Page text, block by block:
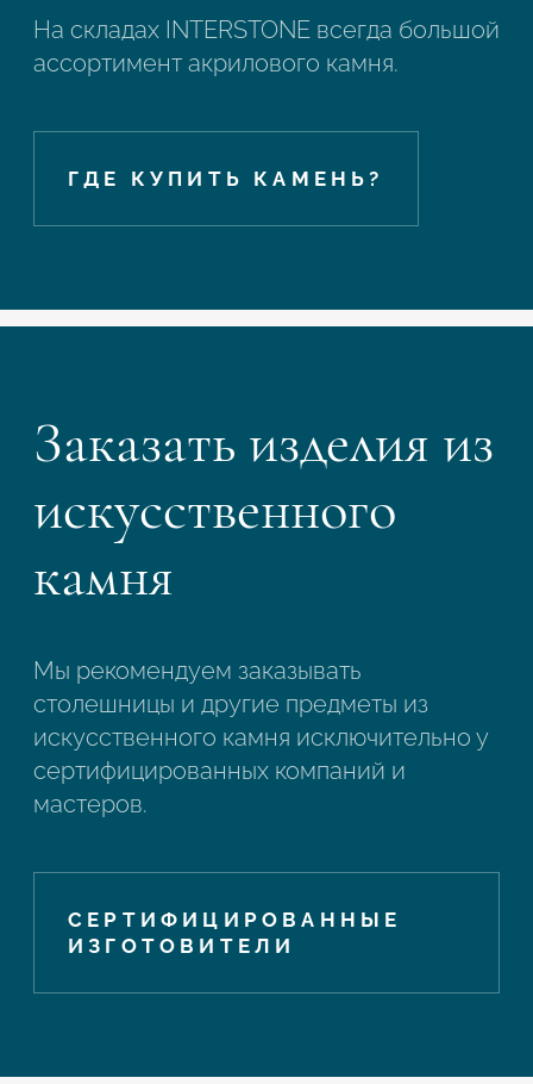
На складах INTERSTONE всегда большой
ассортимент акрилового камня.
ГДЕ КУПИТЬ КАМЕНЬ?
Заказать изделия из
искусственного
камня
Мы рекомендуем заказывать
столешницы и другие предметы из
искусственного камня исключительно у
сертифицированных компаний и
мастеров.
СЕРТИФИЦИРОВАННЫЕ
ИЗГОТОВИТЕЛИ